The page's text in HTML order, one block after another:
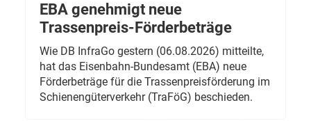
EBA genehmigt neue
Trassenpreis-Förderbeträge
Wie DB InfraGo gestern (06.08.2026) mitteilte,
hat das Eisenbahn-Bundesamt (EBA) neue
Förderbeträge für die Trassenpreisförderung im
Schienengüterverkehr (TraFöG) beschieden.